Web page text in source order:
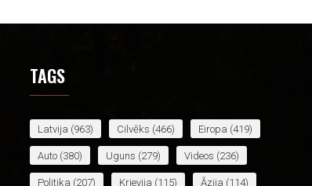
TAGS
Latvija (963) Cilvēks (466) Eiropa (419)
Auto (380) Uguns (279) Videos (236)
Politika (207) Krievija (115) Āzija (114)